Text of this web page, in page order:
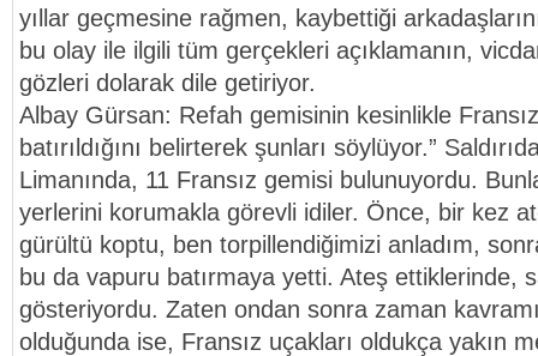
yıllar geçmesine rağmen, kaybettiği
bu olay ile ilgili tüm gerçekleri açıklamanın,
gözleri dolarak dile getiriyor.
Albay Gürsan: Refah gemisinin kesinlikle
batırıldığını belirterek şunları söylüyor.”
Limanında, 11 Fransız gemisi bulunuyordu.
yerlerini korumakla görevli idiler. Önce, bir kez
gürültü koptu, ben torpillendiğimizi anladım,
bu da vapuru batırmaya yetti. Ateş ettiklerinde,
gösteriyordu. Zaten ondan sonra zaman
olduğunda ise, Fransız uçakları oldukça yakın